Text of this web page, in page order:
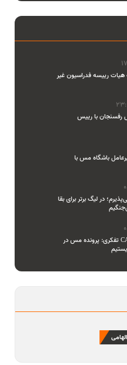
هیات رییسه فدراسیون غیر
رفسنجان با رییس
باشگاه مس با
در لیگ برتر برای بقا
تفکری: پرونده مس در CAS باز است؛ تا آخرین لحظه
الهامی